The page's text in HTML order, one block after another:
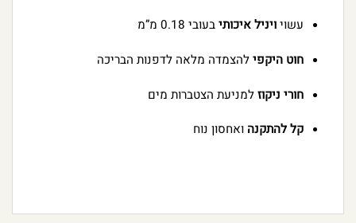
עשויויניל איכותיבעובי 0.18 מ”מ
חוט היקפילהצמדה מלאה לדפנות הבריכה
חורי ניקוזלמניעת הצטברות מים
קל להתקנה ואחסון נוח